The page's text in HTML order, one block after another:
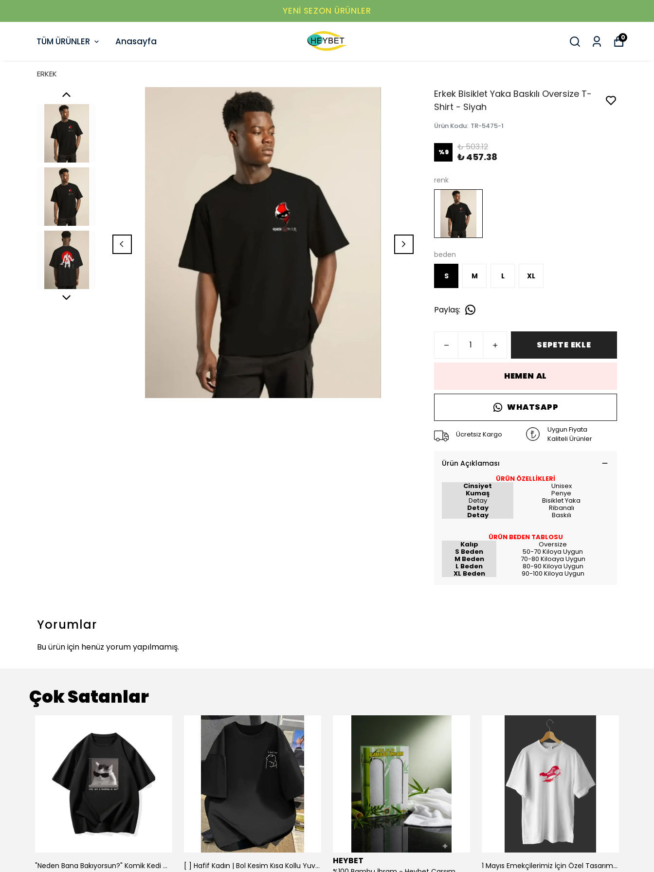
YENI SEZON ÜRÜNLER
TÜM ÜRÜNLER Anasayfa 0
ERKEK
Erkek Bisiklet Yaka Baskılı Oversize T-
Shirt - Siyah
Ürün Kodu: TR-5475-1
%9 ₺ 503.12
₺ 457.38
renk
beden
S M L XL
Paylaş:
SEPETE EKLE
HEMEN AL
WHATSAPP
Ücretsiz Kargo
Uygun Fiyata
Kaliteli Ürünler
Ürün Açıklaması
ÜRÜN ÖZELLİKLERİ
Cinsiyet Unisex
Kumaş Penye
Detay Bisiklet Yaka
Detay Ribanalı
Detay Baskılı
ÜRÜN BEDEN TABLOSU
Kalıp Oversize
S Beden 50-70 Kiloya Uygun
M Beden 70-80 Kiloaya Uygun
L Beden 80-90 Kiloya Uygun
XL Beden 90-100 Kiloya Uygun
Yorumlar
Bu ürün için henüz yorum yapılmamış.
Çok Satanlar
"Neden Bana Bakıyorsun?" Komik Kedi Grafik Tişört - Dijital Baskılı Siyah Bol - Siyah [ ] Hafif Kadın | Bol Kesim Kısa Kollu Yuvarlak Yaka Eğlenceli Karikatür Ayı ve - Siyah HEYBET 1 Mayıs Emekçilerimiz İçin Özel Tasarım 1 Mayıs Baskılı T-shirt - Beyaz